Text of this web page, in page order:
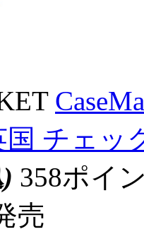
チェッ
358ポイ
売